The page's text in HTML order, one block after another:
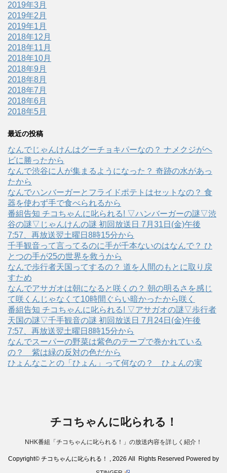
2019年3月
2019年2月
2019年1月
2018年12月
2018年11月
2018年10月
2018年9月
2018年8月
2018年7月
2018年6月
2018年5月
最近の投稿
なんでじゃんけんはグーチョキパーなの？ ナメクジがヘ
ビに勝ったから
なんで渋谷に人が集まるようになった？ 奇跡の水があっ
たから
なんでハンバーガーとフライドポテトはセットなの？ 食
器を使わず手で食べられるから
番組告知 チコちゃんに叱られる! ▽ハンバーガーの謎▽渋
谷の謎▽じゃんけんの謎 初回放送日 7月31日(金)午後
7:57、再放送翌土曜日8時15分から
千手観音って言ってるのに手が千本ないのはなんで？ ひ
とつの手が25の世界を救うから
なんで歩行者天国ってするの？ 道を人間のもとに取り戻
すため
なんでアサガオは朝になると咲くの？ 朝の明るさを感じ
て咲くんじゃなくて10時間ぐらい暗かったから咲く
番組告知 チコちゃんに叱られる! ▽アサガオの謎▽歩行者
天国の謎▽千手観音の謎 初回放送日 7月24日(金)午後
7:57、再放送翌土曜日8時15分から
なんでスーパーの野菜は紫色のテープで巻かれている
の？ 紫は緑の反対の色だから
ひょんなことの「ひょん」って何なの？ ひょんの実
チコちゃんに叱られる！
NHK番組「チコちゃんに叱られる！」の放送内容を詳しく紹介！
Copyright© チコちゃんに叱られる！ , 2026 All Rights Reserved Powered by